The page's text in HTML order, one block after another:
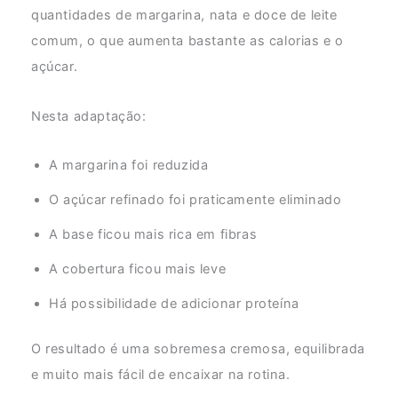
quantidades de margarina, nata e doce de leite
comum, o que aumenta bastante as calorias e o
açúcar.
Nesta adaptação:
A margarina foi reduzida
O açúcar refinado foi praticamente eliminado
A base ficou mais rica em fibras
A cobertura ficou mais leve
Há possibilidade de adicionar proteína
O resultado é uma sobremesa cremosa, equilibrada
e muito mais fácil de encaixar na rotina.